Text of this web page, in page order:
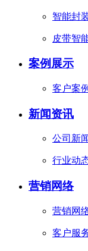
智能封
皮带智
案例展示
客户案例
新闻资讯
公司新闻
行业动
营销网络
营销网
客户服